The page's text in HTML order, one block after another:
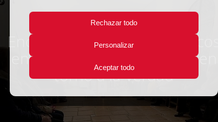
Rechazar todo
Personalizar
Aceptar todo
Encuentro de laicos
en Scala Coeli: Reflexiones en
torno a la Verdad